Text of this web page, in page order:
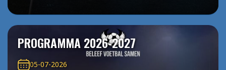
PROGRAMMA 2026-2027
05-07-2026